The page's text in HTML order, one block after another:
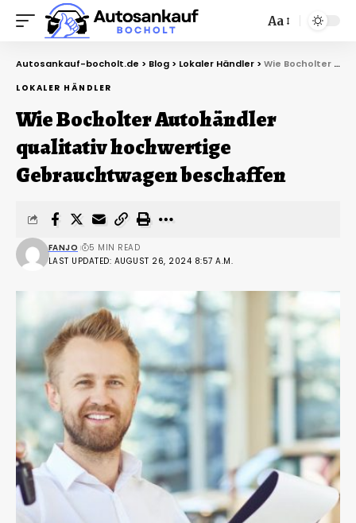
Aa
Autosankauf-bocholt.de > Blog > Lokaler Händler >Wie Bocholter Autohändler qualitativ hochwertige Gebrauchtwagen beschaffen
LOKALER HÄNDLER
Wie Bocholter Autohändler
qualitativ hochwertige
Gebrauchtwagen beschaffen
LAST UPDATED: AUGUST 26, 2024 8:57 A.M.
FANJO 5 MIN READ